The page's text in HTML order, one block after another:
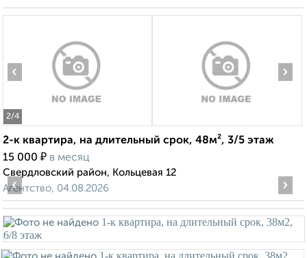
2/4
‹ ›
2-к квартира, на длительный срок, 48м², 3/5 этаж
15 000 ₽ в месяц
Свердловский район, Кольцевая 12
Агентство, 04.08.2026
‹ ›